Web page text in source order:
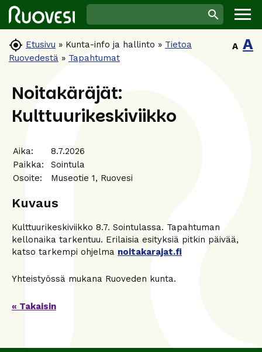
 Etusivu » Kunta-info ja hallinto » Tietoa
Ruovedestä » Tapahtumat
A A
Noitakäräjät:
Kulttuurikeskiviikko
Aika:
8.7.2026
Paikka:
Sointula
Osoite:
Museotie 1, Ruovesi
Kuvaus
Kulttuurikeskiviikko 8.7. Sointulassa. Tapahtuman
kellonaika tarkentuu. Erilaisia esityksiä pitkin päivää,
katso tarkempi ohjelma noitakarajat.fi
Yhteistyössä mukana Ruoveden kunta.
« Takaisin